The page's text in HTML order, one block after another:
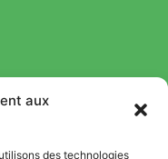
aux
des technologies
Michel Cohen pour